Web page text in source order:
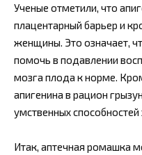
Ученые отметили, что
плацентарный барьер и
женщины. Это означает,
помочь в подавлении
мозга плода к норме.
апигенина в рацион
умственных
Итак, аптечная ромашка